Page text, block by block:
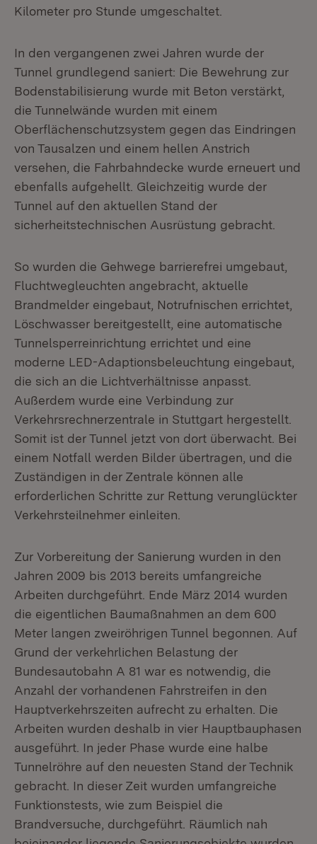
Kilometer pro Stunde umgeschaltet.
In den vergangenen zwei Jahren wurde der
Tunnel grundlegend saniert: Die Bewehrung zur
Bodenstabilisierung wurde mit Beton verstärkt,
die Tunnelwände wurden mit einem
Oberflächenschutzsystem gegen das Eindringen
von Tausalzen und einem hellen Anstrich
versehen, die Fahrbahndecke wurde erneuert und
ebenfalls aufgehellt. Gleichzeitig wurde der
Tunnel auf den aktuellen Stand der
sicherheitstechnischen Ausrüstung gebracht.
So wurden die Gehwege barrierefrei umgebaut,
Fluchtwegleuchten angebracht, aktuelle
Brandmelder eingebaut, Notrufnischen errichtet,
Löschwasser bereitgestellt, eine automatische
Tunnelsperreinrichtung errichtet und eine
moderne LED-Adaptionsbeleuchtung eingebaut,
die sich an die Lichtverhältnisse anpasst.
Außerdem wurde eine Verbindung zur
Verkehrsrechnerzentrale in Stuttgart hergestellt.
Somit ist der Tunnel jetzt von dort überwacht. Bei
einem Notfall werden Bilder übertragen, und die
Zuständigen in der Zentrale können alle
erforderlichen Schritte zur Rettung verunglückter
Verkehrsteilnehmer einleiten.
Zur Vorbereitung der Sanierung wurden in den
Jahren 2009 bis 2013 bereits umfangreiche
Arbeiten durchgeführt. Ende März 2014 wurden
die eigentlichen Baumaßnahmen an dem 600
Meter langen zweiröhrigen Tunnel begonnen. Auf
Grund der verkehrlichen Belastung der
Bundesautobahn A 81 war es notwendig, die
Anzahl der vorhandenen Fahrstreifen in den
Hauptverkehrszeiten aufrecht zu erhalten. Die
Arbeiten wurden deshalb in vier Hauptbauphasen
ausgeführt. In jeder Phase wurde eine halbe
Tunnelröhre auf den neuesten Stand der Technik
gebracht. In dieser Zeit wurden umfangreiche
Funktionstests, wie zum Beispiel die
Brandversuche, durchgeführt. Räumlich nah